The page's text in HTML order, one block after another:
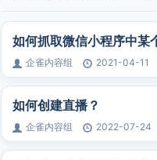
如何抓取微信小程序中某
企雀内容组 2021-04-11
如何创建直播？
企雀内容组 2022-07-24